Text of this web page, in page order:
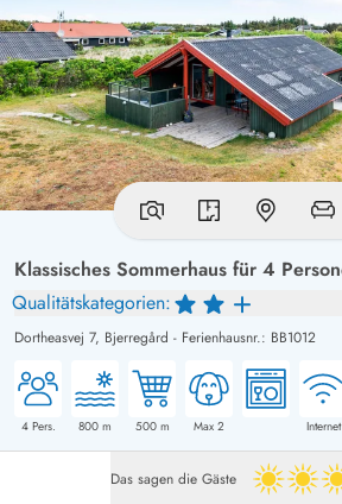
Klassisches Sommerhaus für 4
Qualitätskategorien:
Dortheasvej 7, Bjerregård - Ferienhausnr.: BB1012
4Pers. 800 m 500m Max 2 Internet
Das sagen die Gäste